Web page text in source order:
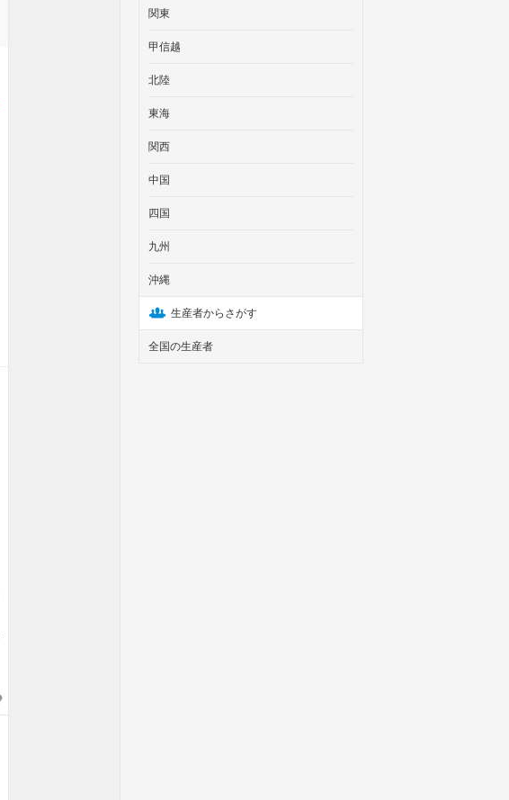
関東
甲信越
北陸
東海
関西
中国
四国
九州
沖縄
生産者からさがす
全国の生産者